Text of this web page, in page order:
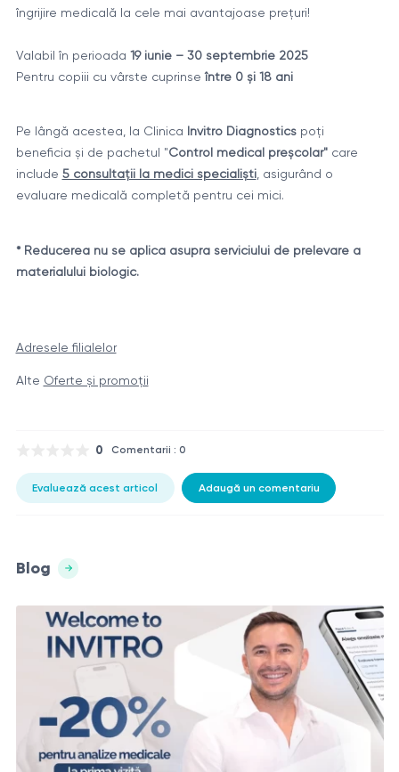
îngrijire medicală la cele mai avantajoase prețuri!
Valabil în perioada 19 iunie – 30 septembrie 2025
Pentru copiii cu vârste cuprinseîntre 0 și 18 ani
Pe lângă acestea, la Clinica Invitro Diagnosticspoți
beneficia și de pachetul "Control medical preșcolar"care
include 5 consultații la medici specialiști, asigurând o
evaluare medicală completă pentru cei mici.
* Reducerea nu se aplica asupra serviciului de prelevare a
materialului biologic.
Adresele filialelor
Alte Oferte și promoții
0 Comentarii : 0
Evaluează acest articol Adaugă un comentariu
Blog